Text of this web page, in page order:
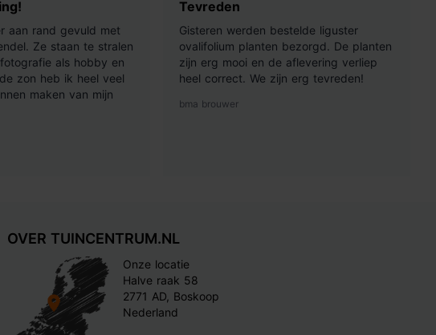
aan rand gevuld met
Ze staan te stralen
als hobby en
zon heb ik heel veel
maken van mijn
Tevreden
Gisteren werden bestelde liguster
ovalifolium planten bezorgd. De planten
zijn erg mooi en de aflevering verliep
heel correct. We zijn erg tevreden!
bma brouwer
OVER TUINCENTRUM.NL
Onze locatie
Halve raak 58
2771 AD, Boskoop
Nederland